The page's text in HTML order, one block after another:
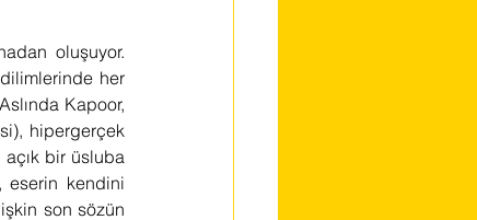
oluşuyor.
dilimlerinde her
Kapoor,
hipergerçek
açık bir üsluba
eserin kendini
son sözün